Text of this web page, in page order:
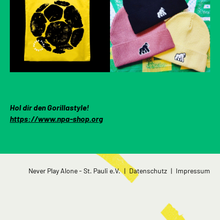
Hol dir den Gorillastyle!
https://www.npa-shop.org
Never Play Alone - St. Pauli e.V.Navigation
überspringen
Datenschutz Impressum